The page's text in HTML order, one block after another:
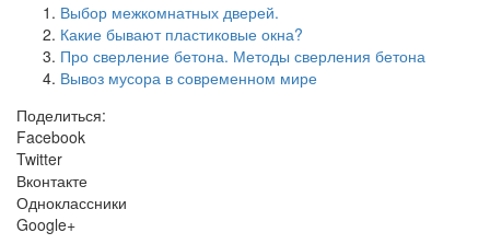
Выбор межкомнатных дверей.
Какие бывают пластиковые окна?
Про сверление бетона. Методы сверления бетона
Вывоз мусора в современном мире
Поделиться:
Facebook
Twitter
Вконтакте
Одноклассники
Google+